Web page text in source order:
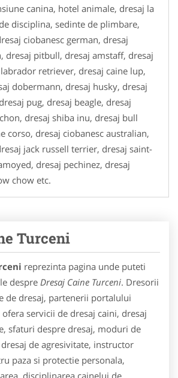
canina, hotel animale, dresaj la
disciplina, sedinte de plimbare,
ciobanesc german, dresaj
dresaj pitbull, dresaj amstaff, dresaj
retriever, dresaj caine lup,
dobermann, dresaj husky, dresaj
pug, dresaj beagle, dresaj
dresaj shiba inu, dresaj bull
corso, dresaj ciobanesc australian,
jack russell terrier, dresaj saint-
dresaj pechinez, dresaj
chow etc.
Turceni
reprezinta pagina unde puteti
despre Dresaj Caine Turceni. Dresorii
de dresaj, partenerii portalului
servicii de dresaj caini, dresaj
sfaturi despre dresaj, moduri de
de agresivitate, instructor
paza si protectie personala,
disciplinarea cainelui de